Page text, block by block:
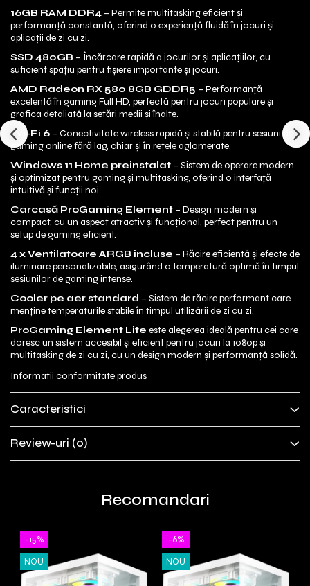
16GB RAM DDR4 – Permite multitasking eficient și
performanță constantă, oferind o experiență fluidă în jocuri și
aplicații de zi cu zi.
SSD 480GB – Încărcare rapidă a jocurilor și aplicațiilor, cu
suficient spațiu pentru fișiere importante și jocuri.
AMD Radeon RX 580 8GB GDDR5 – Performanță
excelentă în gaming Full HD, perfectă pentru jocuri populare și
grafica detaliată la setări medii și înalte.
Wi-Fi 6 – Conectivitate wireless rapidă și stabilă pentru sesiuni de
gaming online fără lag, chiar și în rețele aglomerate.
Windows 11 Home preinstalat – Sistem de operare modern
și optimizat pentru gaming și multitasking, oferind o interfață
intuitivă și funcții noi.
Carcasă ProGaming Element – Design modern și
compact, cu un aspect atractiv și funcțional, perfect pentru un
setup de gaming eficient.
4 x Ventilatoare ARGB incluse – Răcire eficientă și efecte de
iluminare personalizabile, asigurând o temperatură optimă în timpul
sesiunilor de gaming intense.
Cooler pe aer standard – Sistem de răcire performant care
menține temperaturile stabile în timpul utilizării de zi cu zi.
ProGaming Element Lite este alegerea ideală pentru cei care
doresc un sistem accesibil și eficient pentru jocuri la 1080p și
multitasking de zi cu zi, cu un design modern și performanță solidă.
Informatii conformitate produs
Caracteristici
Review-uri (0)
Recomandari
-15%
NOU
-6%
NOU